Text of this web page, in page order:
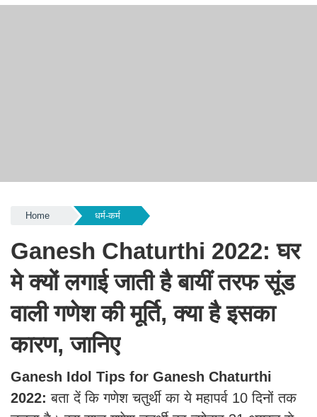
Home धर्म-कर्म
Ganesh Chaturthi 2022: घर
मे क्यों लगाई जाती है बायीं तरफ सूंड
वाली गणेश की मूर्ति, क्या है इसका
कारण, जानिए
Ganesh Idol Tips for Ganesh Chaturthi
2022: बता दें कि गणेश चतुर्थी का ये महापर्व 10 दिनों तक